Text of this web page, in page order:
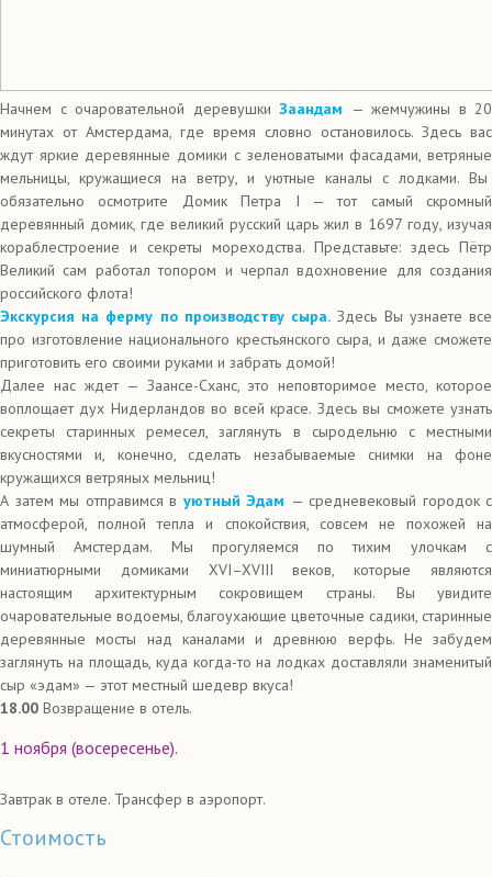
Начнем с очаровательной деревушки Заандам
— жемчужины в 20
минутах от Амстердама, где время словно остановилось. Здесь вас
ждут яркие деревянные домики с зеленоватыми фасадами, ветряные
мельницы, кружащиеся на ветру, и уютные каналы с лодками. Вы
обязательно осмотрите Домик Петра I — тот самый скромный
деревянный домик, где великий русский царь жил в 1697 году, изучая
кораблестроение и секреты мореходства. Представьте: здесь Пётр
Великий сам работал топором и черпал вдохновение для создания
российского флота!
Экскурсия на ферму по производству сыра. Здесь Вы узнаете все
про изготовление национального крестьянского сыра, и даже сможете
приготовить его своими руками и забрать домой!
Далее нас ждет — Заансе-Сханс, это неповторимое место, которое
воплощает дух Нидерландов во всей красе. Здесь вы сможете узнать
секреты старинных ремесел, заглянуть в сыродельню с местными
вкусностями и, конечно, сделать незабываемые снимки на фоне
кружащихся ветряных мельниц!
А затем мы отправимся в уютный Эдам — средневековый городок с
атмосферой, полной тепла и спокойствия, совсем не похожей на
шумный Амстердам. Мы прогуляемся по тихим улочкам с
миниатюрными домиками XVI–XVIII веков, которые являются
настоящим архитектурным сокровищем страны. Вы увидите
очаровательные водоемы, благоухающие цветочные садики, старинные
деревянные мосты над каналами и древнюю верфь. Не забудем
заглянуть на площадь, куда когда-то на лодках доставляли знаменитый
сыр «эдам» — этот местный шедевр вкуса!
18.00 Возвращение в отель.
1 ноября (восересенье).
Завтрак в отеле. Трансфер в аэропорт.
Стоимость